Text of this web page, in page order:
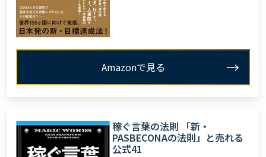
Amazonで見る
稼ぐ言葉の法則 「新・
PASBECONAの法則」と売れる
公式41